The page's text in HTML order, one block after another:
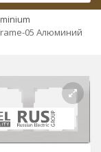
05 Алюминий